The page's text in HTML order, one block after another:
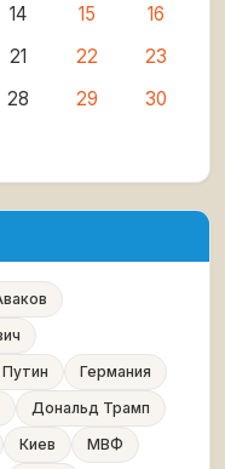
14 15
16
21 22
23
28 29
30
Германия
Дональд Трамп
Киев
МВФ